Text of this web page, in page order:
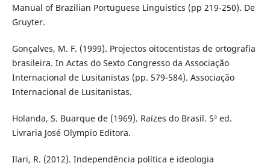
Manual of Brazilian Portuguese Linguistics (pp 219-250). De
Gruyter.
Gonçalves, M. F. (1999). Projectos oitocentistas de ortografia
brasileira. In Actas do Sexto Congresso da Associação
Internacional de Lusitanistas (pp. 579-584). Associação
Internacional de Lusitanistas.
Holanda, S. Buarque de (1969). Raízes do Brasil. 5ª ed.
Livraria José Olympio Editora.
Ilari, R. (2012). Independência política e ideologia